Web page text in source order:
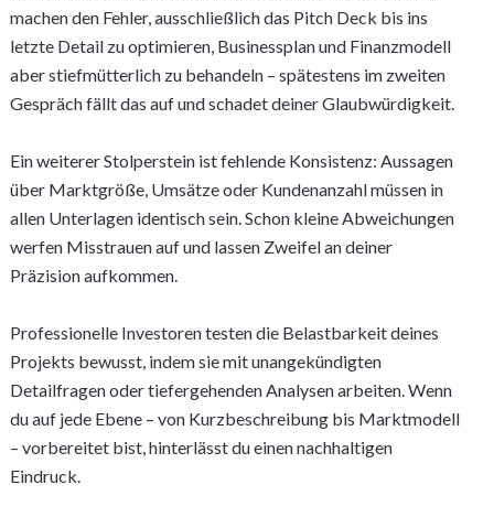
machen den Fehler, ausschließlich das Pitch Deck bis ins
letzte Detail zu optimieren, Businessplan und Finanzmodell
aber stiefmütterlich zu behandeln – spätestens im zweiten
Gespräch fällt das auf und schadet deiner Glaubwürdigkeit.
Ein weiterer Stolperstein ist fehlende Konsistenz: Aussagen
über Marktgröße, Umsätze oder Kundenanzahl müssen in
allen Unterlagen identisch sein. Schon kleine Abweichungen
werfen Misstrauen auf und lassen Zweifel an deiner
Präzision aufkommen.
Professionelle Investoren testen die Belastbarkeit deines
Projekts bewusst, indem sie mit unangekündigten
Detailfragen oder tiefergehenden Analysen arbeiten. Wenn
du auf jede Ebene – von Kurzbeschreibung bis Marktmodell
– vorbereitet bist, hinterlässt du einen nachhaltigen
Eindruck.